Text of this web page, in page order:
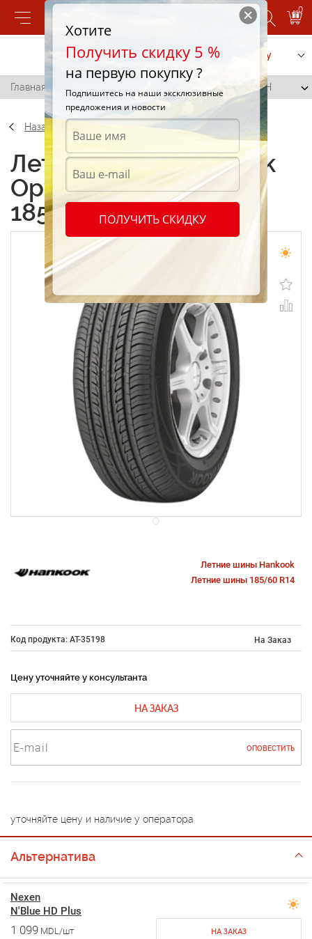
0
Позвонить Заказать услугу
Главная / Hankook Optimo K424 (ME02) 185/60 R14 82H
Назад
Летние шины Hankook
Optimo K424 (ME02)
185/60 R14 82H
Летние шины Hankook
Летние шины 185/60 R14
Код продукта: AT-35198 На Заказ
Цену уточняйте у консультанта
НА ЗАКАЗ
ОПОВЕСТИТЬ
уточняйте цену и наличие у оператора
Альтернатива
Nexen
N'Blue HD Plus
1 099 MDL/шт НА ЗАКАЗ
Хотите
Получить скидку 5 %
на первую покупку ?
Подпишитесь на наши эксклюзивные
предложения и новости
ПОЛУЧИТЬ СКИДКУ